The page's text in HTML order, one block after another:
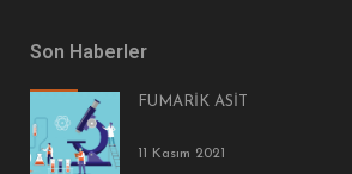
Son Haberler
FUMARİK ASİT
11 Kasım 2021